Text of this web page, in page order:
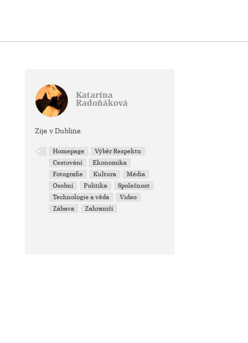
Katarína
Radoňáková
Zije v Dubline.
Homepage
Výběr Respektu
Cestování
Ekonomika
Fotografie
Kultura
Média
Osobní
Politika
Společnost
Technologie a věda
Video
Zábava
Zahraničí